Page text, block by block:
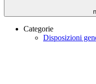
Categorie
Disposizioni